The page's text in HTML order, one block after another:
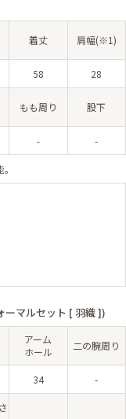
着丈 肩幅(※1)
58 28
もも周り 股下
- -
ーマルセット [ 羽織 ])
アーム
ホール
二の腕周り
34 -